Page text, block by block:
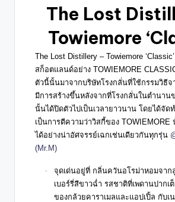
The Lost
Towiemore
The Lost Distillery – Towiemore ‘Classic’
สก็อตแลนด์อย่าง TOWIEMORE
ตัวนี้นั้นมาจากบริษัทโรงกลั่นที่ใช้กรรมวิธี
มีการสร้างขึ้นหลังจากที่โรงกลั่นในตำนานข
นั้นได้ปิดตัวไปเป็นเวลายาวนาน โดยได้จัด
เป็นการตีความว่าวิสกี้ของ
ได้อย่างน่าอัศจรรย์เฉกเช่นเดียวกันทุกรุ่น
(Mr.M)
จุดเด่นอยู่ที่ กลิ่นควันอโรม่าหอมจาก
เบอร์รี่สีขาวฉ่ำ รสชาติที่เพดานปากเ
ของกล้วยคาราเมลและแอปเปิ้ล กับเ